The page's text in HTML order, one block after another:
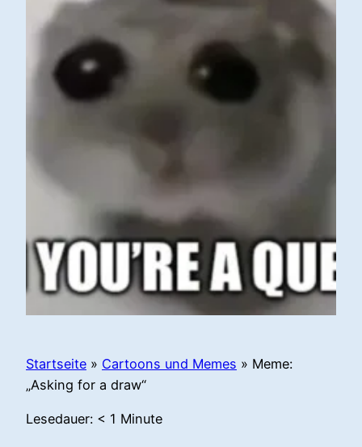
Startseite » Cartoons und Memes » Meme:
„Asking for a draw“
Lesedauer: < 1 Minute